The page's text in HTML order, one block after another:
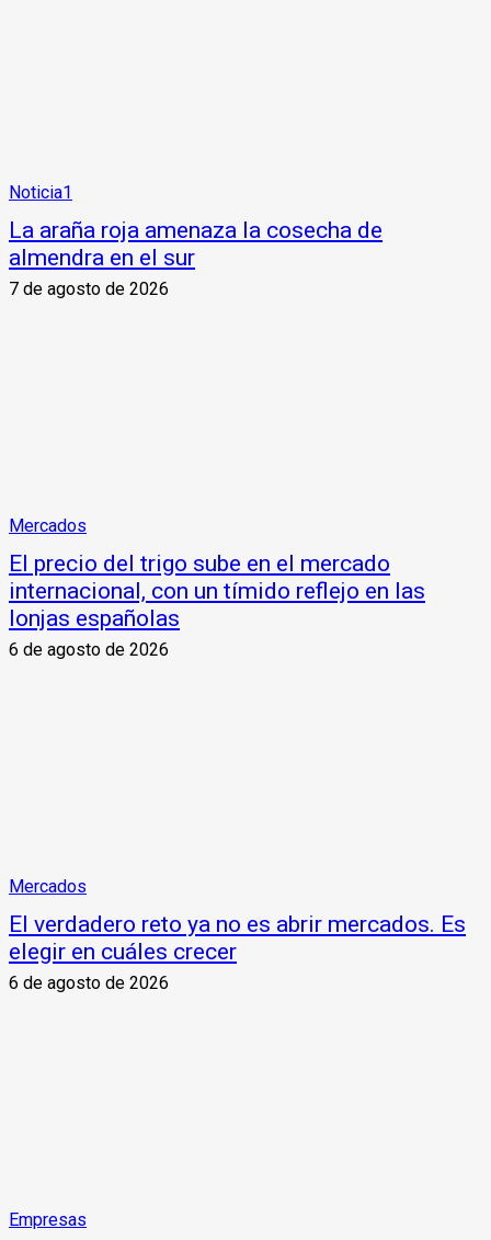
Noticia1
La araña roja amenaza la cosecha de
almendra en el sur
7 de agosto de 2026
Mercados
El precio del trigo sube en el mercado
internacional, con un tímido reflejo en las
lonjas españolas
6 de agosto de 2026
Mercados
El verdadero reto ya no es abrir mercados. Es
elegir en cuáles crecer
6 de agosto de 2026
Empresas